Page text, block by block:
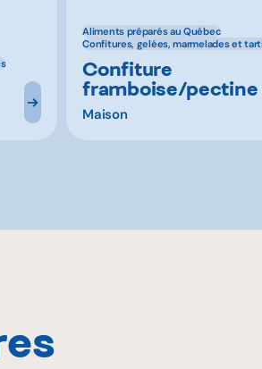
Aliments préparés au Québec
Confitures, gelées, marmelades et
Confiture
framboise/pectine
Maison